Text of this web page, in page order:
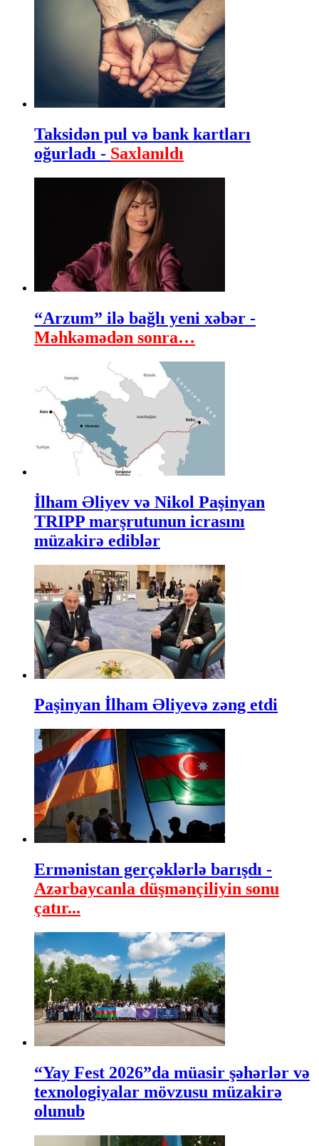
Taksidən pul və bank kartları
oğurladı - Saxlanıldı
“Arzum” ilə bağlı yeni xəbər -
Məhkəmədən sonra…
İlham Əliyev və Nikol Paşinyan
TRIPP marşrutunun icrasını
müzakirə ediblər
Paşinyan İlham Əliyevə zəng etdi
Ermənistan gerçəklərlə barışdı -
Azərbaycanla düşmənçiliyin sonu
çatır...
“Yay Fest 2026”da müasir şəhərlər və
texnologiyalar mövzusu müzakirə
olunub